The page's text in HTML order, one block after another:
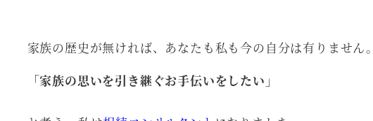
家族の歴史が無ければ、あなたも私も今の自分は有りません。
「家族の思いを引き継ぐお手伝いをしたい」